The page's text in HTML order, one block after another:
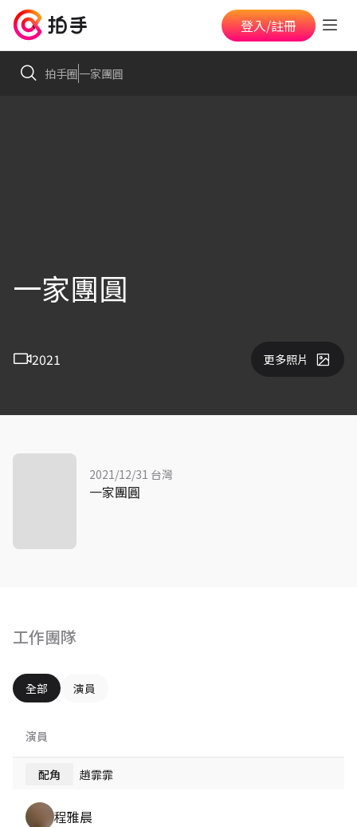
登入/註冊
拍手圈一家團圓
一家團圓
2021 更多照片
工作團隊
全部 演員
演員
配角 趙霏霏
程雅晨
2021/12/31 台灣
一家團圓